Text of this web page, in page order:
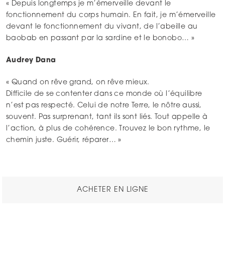
« Depuis longtemps je m’émerveille devant le
fonctionnement du corps humain. En fait, je m’émerveille
devant le fonctionnement du vivant, de l’abeille au
baobab en passant par la sardine et le bonobo… »
Audrey Dana
« Quand on rêve grand, on rêve mieux.
Difficile de se contenter dans ce monde où l’équilibre
n’est pas respecté. Celui de notre Terre, le nôtre aussi,
souvent. Pas surprenant, tant ils sont liés. Tout appelle à
l’action, à plus de cohérence. Trouvez le bon rythme, le
chemin juste. Guérir, réparer… »
ACHETER EN LIGNE